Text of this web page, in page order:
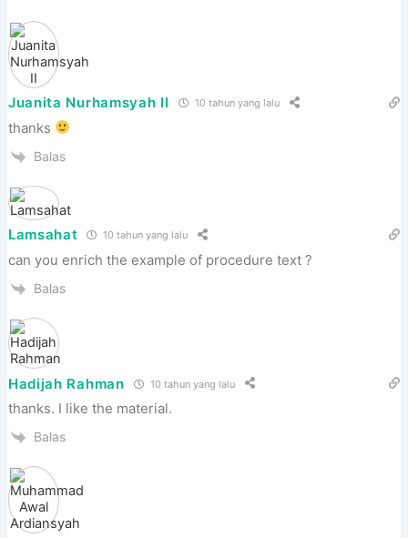
Juanita Nurhamsyah II 10 tahun yang lalu
thanks
Balas
Lamsahat 10 tahun yang lalu
can you enrich the example of procedure text ?
Balas
Hadijah Rahman 10 tahun yang lalu
thanks. I like the material.
Balas